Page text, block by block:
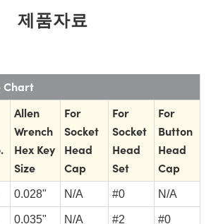
제품자료
Chart
Allen
Wrench
Hex Key
Size
For
Socket
Head
Cap
For
Socket
Head
Set
For
Button
Head
Cap
0.028" N/A #0 N/A
0.035" N/A #2 #0